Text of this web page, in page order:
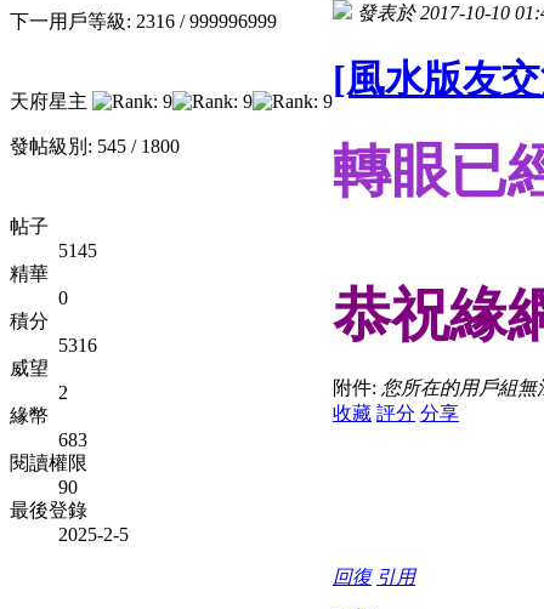
下一用戶等級: 2316 / 999996999
天府星主
發帖級別: 545 / 1800
帖子
5145
精華
0
積分
5316
威望
2
緣幣
683
閱讀權限
90
最後登錄
2025-2-5
發表於 2017-10-10
[風水版友
轉眼已
恭祝緣
附件: 您所在的用戶組
收藏 評分 分享
回復 引用